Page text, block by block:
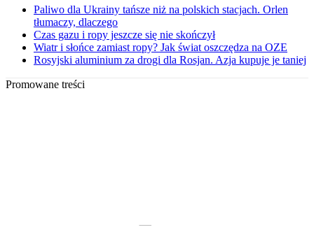
Paliwo dla Ukrainy tańsze niż na polskich stacjach. Orlen
tłumaczy, dlaczego
Czas gazu i ropy jeszcze się nie skończył
Wiatr i słońce zamiast ropy? Jak świat oszczędza na OZE
Rosyjski aluminium za drogi dla Rosjan. Azja kupuje je taniej
Promowane treści